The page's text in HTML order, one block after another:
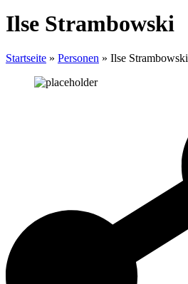
Ilse Strambowski
Startseite » Personen » Ilse Strambowski